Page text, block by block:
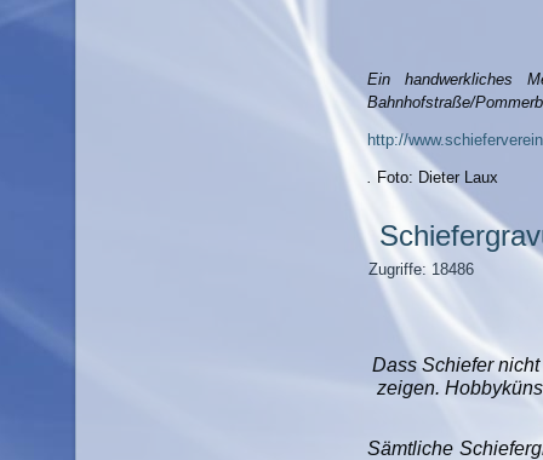
Ein handwerkliches
Bahnhofstraße/
http://
. Foto: Dieter Laux
Zugriffe: 18486
Dass Schiefer
zeigen.
Sämtliche